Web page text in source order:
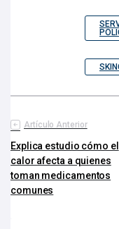
Artículo Anterior
Explica estudio cómo el
calor afecta a quienes
toman medicamentos
comunes